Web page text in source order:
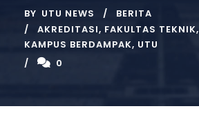
BY UTU NEWS
BERITA
AKREDITASI, FAKULTAS TEKNIK,
KAMPUS BERDAMPAK, UTU
0